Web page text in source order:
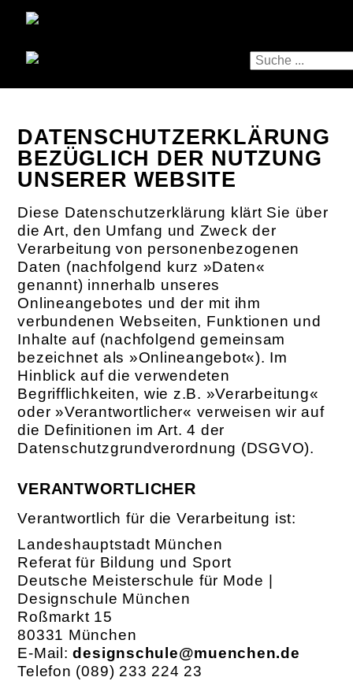
DATENSCHUTZERKLÄRUNG
BEZÜGLICH DER NUTZUNG
UNSERER WEBSITE
Diese Datenschutzerklärung klärt Sie über
die Art, den Umfang und Zweck der
Verarbeitung von personenbezogenen
Daten (nachfolgend kurz »Daten«
genannt) innerhalb unseres
Onlineangebotes und der mit ihm
verbundenen Webseiten, Funktionen und
Inhalte auf (nachfolgend gemeinsam
bezeichnet als »Onlineangebot«). Im
Hinblick auf die verwendeten
Begrifflichkeiten, wie z.B. »Verarbeitung«
oder »Verantwortlicher« verweisen wir auf
die Definitionen im Art. 4 der
Datenschutzgrundverordnung (DSGVO).
VERANTWORTLICHER
Verantwortlich für die Verarbeitung ist:
Landeshauptstadt München
Referat für Bildung und Sport
Deutsche Meisterschule für Mode |
Designschule München
Roßmarkt 15
80331 München
E-Mail:designschule@muenchen.de
Telefon (089) 233 224 23